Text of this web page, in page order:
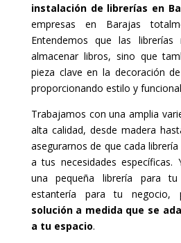
instalación de librerías en
empresas en Barajas
Entendemos que las
almacenar libros, sino que
pieza clave en la decoración
proporcionando estilo y
Trabajamos con una amplia
alta calidad, desde madera
asegurarnos de que cada
a tus necesidades específicas.
una pequeña librería para
estantería para tu negocio,
solución a medida que se
a tu espacio.